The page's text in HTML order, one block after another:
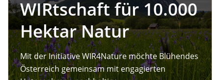
WIRtschaft für 10.000
Hektar Natur
Mit der Initiative WIR4Nature möchte Blühendes
Österreich gemeinsam mit engagierten